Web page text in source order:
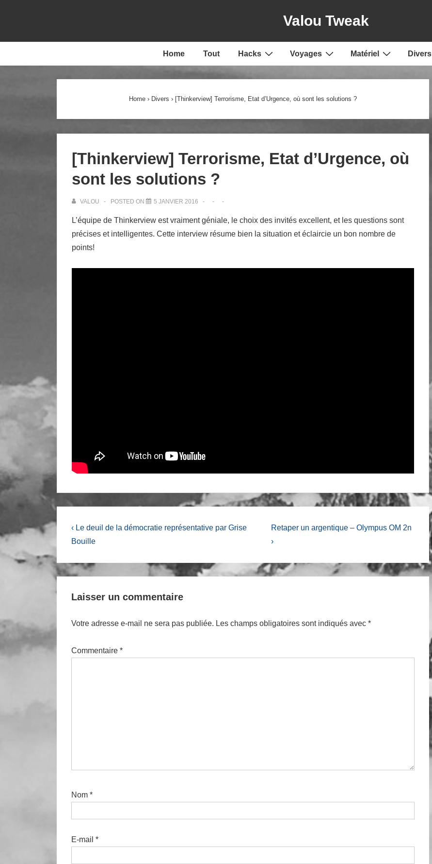
Valou Tweak
Navigation
Home Tout Hacks Voyages Matériel Divers
Home › Divers › [Thinkerview] Terrorisme, Etat d’Urgence, où sont les solutions ?
[Thinkerview] Terrorisme, Etat d’Urgence, où
sont les solutions ?
VALOU POSTED ON 5 JANVIER 2016
L’équipe de Thinkerview est vraiment géniale, le choix des invités excellent, et les questions sont
précises et intelligentes. Cette interview résume bien la situation et éclaircie un bon nombre de
points!
Navigation
de
l’article
Previous
Post
‹ Le deuil de la démocratie représentative par Grise
Bouille
Next
Post
Retaper un argentique – Olympus OM 2n
›
Laisser un commentaire
Votre adresse e-mail ne sera pas publiée. Les champs obligatoires sont indiqués avec *
Commentaire *
Nom *
E-mail *